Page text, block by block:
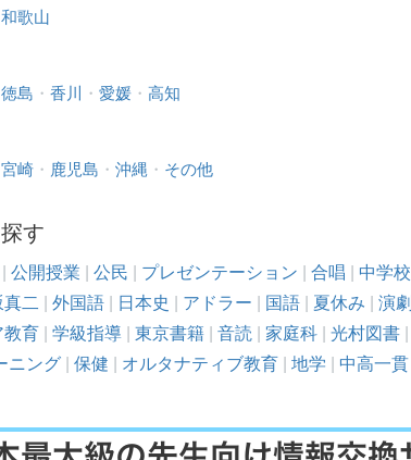
和歌山
徳島 ・ 香川 ・ 愛媛 ・ 高知
宮崎 ・ 鹿児島 ・ 沖縄 ・ その他
す
公開授業 公民 プレゼンテーション 合唱 中学校
二 外国語 日本史 アドラー 国語 夏休み 演劇
教育 学級指導 東京書籍 音読 家庭科 光村図書
ニング 保健 オルタナティブ教育 地学 中高一貫